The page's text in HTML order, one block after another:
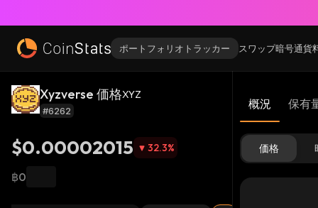
ポートフォリオトラッカー スワップ暗号通貨
Xyzverse 価格XYZ
#6262
$0.00002015 32.3%
฿0
概況 保有
価格